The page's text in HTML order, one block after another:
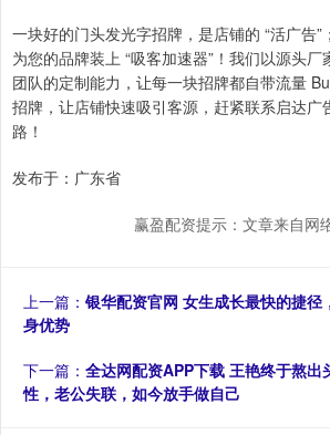
一块好的门头发光字招牌，是店铺的 “活广告
为您的品牌装上 “吸客加速器”！我们以源头
团队的定制能力，让每一块招牌都自带流量
招牌，让店铺快速吸引客源，赶紧联系启达广
路！
发布于：广东省
赢盈配资提示：文章来自网
上一篇： 银华配资官网 女生成长最快的捷径
身优势
下一篇： 全达网配资APP下载 王艳终于熬出
性，老公失联，如今放手做自己